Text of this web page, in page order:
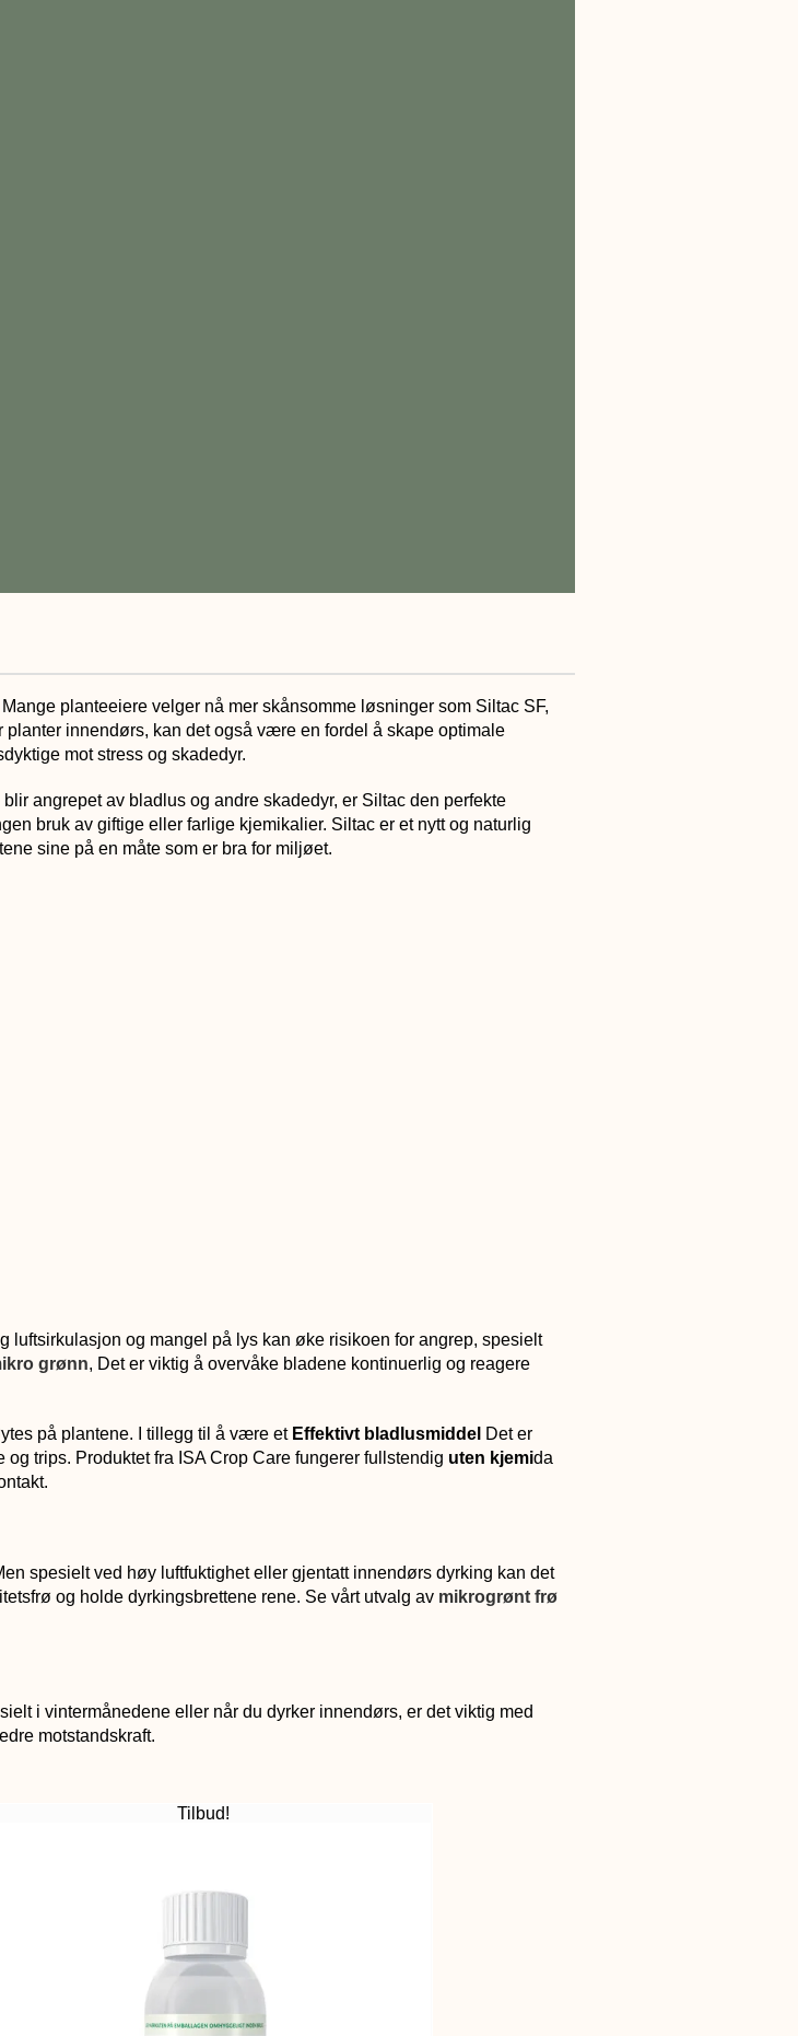
planteeiere velger nå mer skånsomme løsninger som Siltac SF,
innendørs, kan det også være en fordel å skape optimale
mot stress og skadedyr.
angrepet av bladlus og andre skadedyr, er Siltac den perfekte
bruk av giftige eller farlige kjemikalier. Siltac er et nytt og naturlig
sine på en måte som er bra for miljøet.
luftsirkulasjon og mangel på lys kan øke risikoen for angrep, spesielt
grønn, Det er viktig å overvåke bladene kontinuerlig og reagere
på plantene. I tillegg til å være et Effektivt bladlusmiddel Det er
trips. Produktet fra ISA Crop Care fungerer fullstendig uten kjemida
spesielt ved høy luftfuktighet eller gjentatt innendørs dyrking kan det
og holde dyrkingsbrettene rene. Se vårt utvalg av mikrogrønt frø
i vintermånedene eller når du dyrker innendørs, er det viktig med
motstandskraft.
Tilbud!